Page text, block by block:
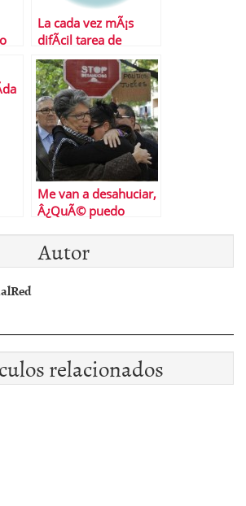
La cada vez mÃ¡s
difÃ­cil tarea de
comprar una casa
Me van a desahuciar,
Â¿QuÃ© puedo
Autor
relacionados